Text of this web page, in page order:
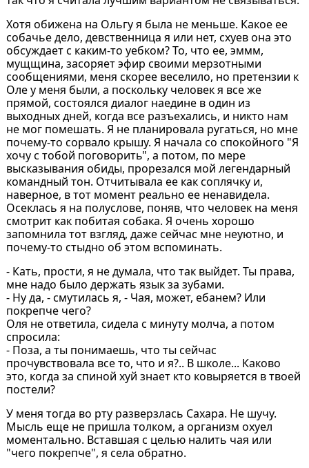
Хотя обижена на Ольгу я была не меньше. Какое ее
собачье дело, девственница я или нет, схуев она это
обсуждает с каким-то уебком? То, что ее, эммм,
мущщина, засоряет эфир своими мерзотными
сообщениями, меня скорее веселило, но претензии к
Оле у меня были, а поскольку человек я все же
прямой, состоялся диалог наедине в один из
выходных дней, когда все разъехались, и никто нам
не мог помешать. Я не планировала ругаться, но мне
почему-то сорвало крышу. Я начала со спокойного "Я
хочу с тобой поговорить", а потом, по мере
высказывания обиды, прорезался мой легендарный
командный тон. Отчитывала ее как соплячку и,
наверное, в тот момент реально ее ненавидела.
Осеклась я на полуслове, поняв, что человек на меня
смотрит как побитая собака. Я очень хорошо
запомнила тот взгляд, даже сейчас мне неуютно, и
почему-то стыдно об этом вспоминать.
- Кать, прости, я не думала, что так выйдет. Ты права,
мне надо было держать язык за зубами.
- Ну да, - смутилась я, - Чая, может, ебанем? Или
покрепче чего?
Оля не ответила, сидела с минуту молча, а потом
спросила:
- Поза, а ты понимаешь, что ты сейчас
прочувствовала все то, что и я?.. В школе... Каково
это, когда за спиной хуй знает кто ковыряется в твоей
постели?
У меня тогда во рту разверзлась Сахара. Не шучу.
Мысль еще не пришла толком, а организм охуел
моментально. Вставшая с целью налить чая или
"чего покрепче", я села обратно.